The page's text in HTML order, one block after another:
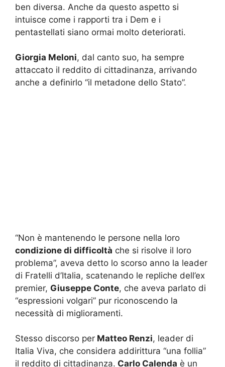
ben diversa. Anche da questo aspetto si
intuisce come i rapporti tra i Dem e i
pentastellati siano ormai molto deteriorati.
Giorgia Meloni, dal canto suo, ha sempre
attaccato il reddito di cittadinanza, arrivando
anche a definirlo “il metadone dello Stato”.
“Non è mantenendo le persone nella loro
condizione di difficoltà che si risolve il loro
problema”, aveva detto lo scorso anno la leader
di Fratelli d’Italia, scatenando le repliche dell’ex
premier, Giuseppe Conte, che aveva parlato di
“espressioni volgari” pur riconoscendo la
necessità di miglioramenti.
Stesso discorso per Matteo Renzi, leader di
Italia Viva, che considera addirittura “una follia”
il reddito di cittadinanza. Carlo Calenda è un